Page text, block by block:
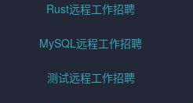
Rust远程工作招聘
MySQL远程工作招聘
测试远程工作招聘